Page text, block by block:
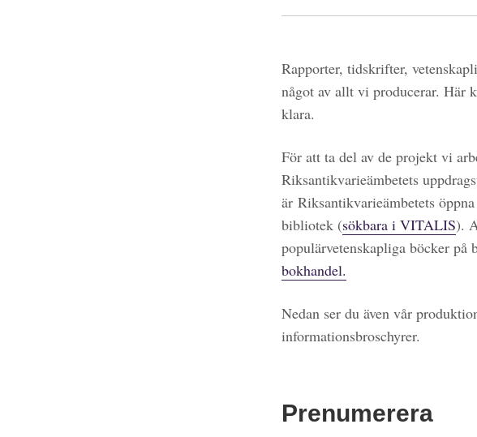
Rapporter, tidskrifter,
något av allt vi producerar. Här
klara.
För att ta del av de projekt vi
Riksantikvarieämbetets
är Riksantikvarieämbetets
bibliotek (sökbara i VITALIS).
populärvetenskapliga böcker på
bokhandel.
Nedan ser du även vår
informationsbroschyrer.
Prenumerera